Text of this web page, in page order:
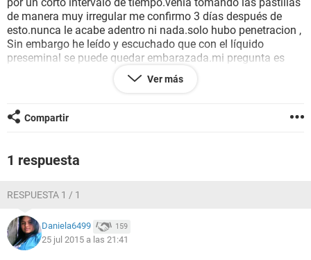
GLOSARIO
de manera muy irregular me confirmo 3 días después de
esto.nunca le acabe adentro ni nada.solo hubo penetracion ,
Sin embargo he leído y escuchado que con el líquido
preseminal se puede quedar embarazada.mi pregunta es
:que posibilidades existen de que quede embarazada? tomo
la pastilla del día después 5 días después de esto. espero
Ver más
Compartir
1 respuesta
RESPUESTA 1 / 1
Daniela6499 159
25 jul 2015 a las 21:41